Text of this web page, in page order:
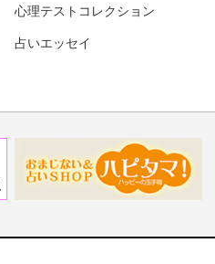
心理テストコレクション
占いエッセイ